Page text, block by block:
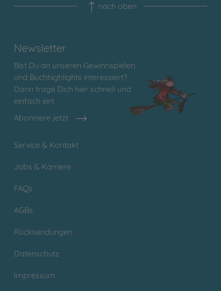
nach oben
Newsletter
Bist Du an unseren Gewinnspielen
und Buchhighlights interessiert?
Dann trage Dich hier schnell und
einfach ein!
Abonniere jetzt
Service & Kontakt
Jobs & Karriere
FAQs
AGBs
Rücksendungen
Datenschutz
Impressum